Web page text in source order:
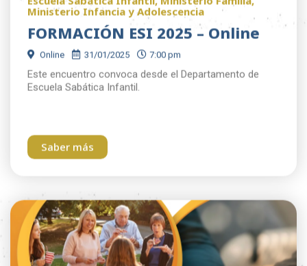
FORMACIÓN ESI 2025 – Online
Online 31/01/2025 7:00 pm
Este encuentro convoca desde el Departamento de